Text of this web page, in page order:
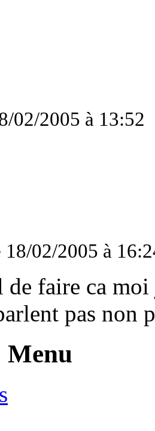
02/2005 à 13:52
18/02/2005 à
de faire ca
pas non
Menu